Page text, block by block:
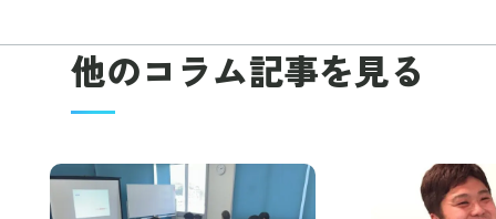
他のコラム記事を見る